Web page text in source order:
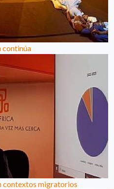
continúa
contextos migratorios